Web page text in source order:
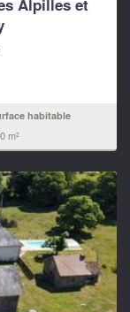
Alpilles et
habitable
m²